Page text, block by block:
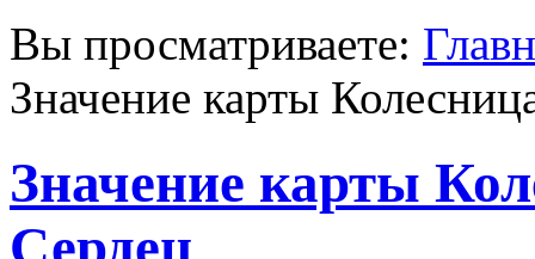
Вы просматриваете:
Значение карты
Значение карты